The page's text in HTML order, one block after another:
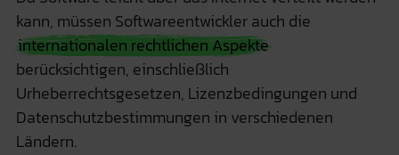
kann, müssen Softwareentwickler auch die
internationalen rechtlichen Aspekte
berücksichtigen, einschließlich
Urheberrechtsgesetzen, Lizenzbedingungen und
Datenschutzbestimmungen in verschiedenen
Ländern.